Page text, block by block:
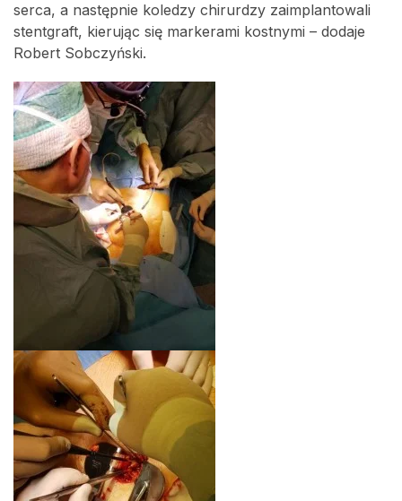
serca, a następnie koledzy chirurdzy zaimplantowali
stentgraft, kierując się markerami kostnymi – dodaje
Robert Sobczyński.